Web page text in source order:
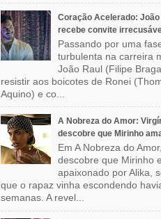
Coração Acelerado: João
recebe convite
Passando por uma
turbulenta na carreira
João Raul (Filipe
resistir aos boicotes de Ronei
Aquino) e co...
A Nobreza do Amor:
descobre que Mirinho
Em A Nobreza do
descobre que Mirinho
apaixonado por Alika,
que o rapaz vinha escondendo
semanas. A revel...